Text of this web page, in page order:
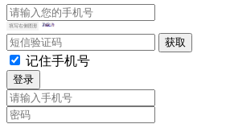
记住手机号
登录